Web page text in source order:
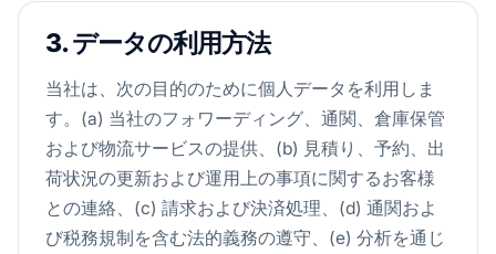
3. データの利用方法
当社は、次の目的のために個人データを利用しま
す。(a) 当社のフォワーディング、通関、倉庫保管
および物流サービスの提供、(b) 見積り、予約、出
荷状況の更新および運用上の事項に関するお客様
との連絡、(c) 請求および決済処理、(d) 通関およ
び税務規制を含む法的義務の遵守、(e) 分析を通じ